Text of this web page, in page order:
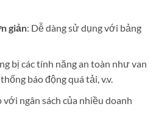
giản: Dễ dàng sử dụng với bảng
bị các tính năng an toàn như van
báo động quá tải, v.v.
với ngân sách của nhiều doanh